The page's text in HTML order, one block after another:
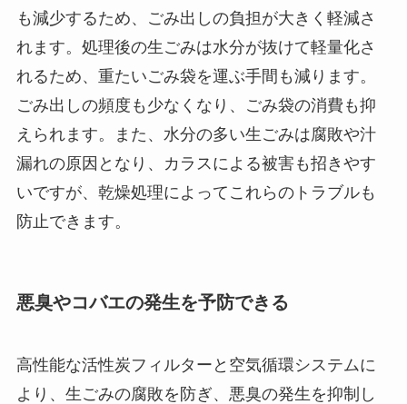
も減少するため、ごみ出しの負担が大きく軽減さ
れます。処理後の生ごみは水分が抜けて軽量化さ
れるため、重たいごみ袋を運ぶ手間も減ります。
ごみ出しの頻度も少なくなり、ごみ袋の消費も抑
えられます。また、水分の多い生ごみは腐敗や汁
漏れの原因となり、カラスによる被害も招きやす
いですが、乾燥処理によってこれらのトラブルも
防止できます。
悪臭やコバエの発生を予防できる
高性能な活性炭フィルターと空気循環システムに
より、生ごみの腐敗を防ぎ、悪臭の発生を抑制し